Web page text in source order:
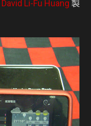
David Li-Fu Huang 製